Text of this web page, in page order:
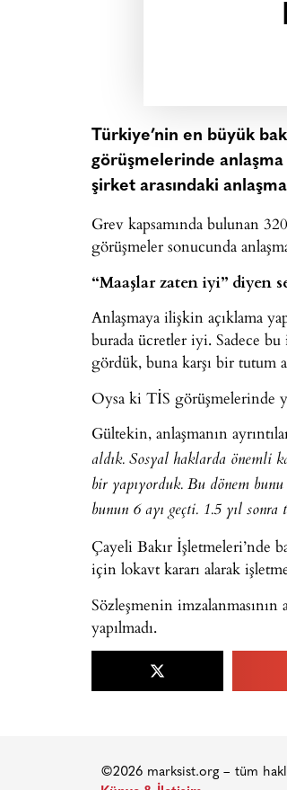
Türkiye’nin en büyük
görüşmelerinde anlaşma
şirket arasındaki
Grev kapsamında bulunan
görüşmeler sonucunda
“Maaşlar zaten iyi” diyen
Anlaşmaya ilişkin açıklama
burada ücretler iyi. Sadece
gördük, buna karşı bir tutum
Oysa ki TİS görüşmelerinde
Gültekin, anlaşmanın
aldık. Sosyal haklarda önemli
bir yapıyorduk. Bu dönem
bunun 6 ayı geçti. 1.5 yıl
Çayeli Bakır İşletmeleri’nde
için lokavt kararı alarak
Sözleşmenin
yapılmadı.
©2026 marksist.org – tüm